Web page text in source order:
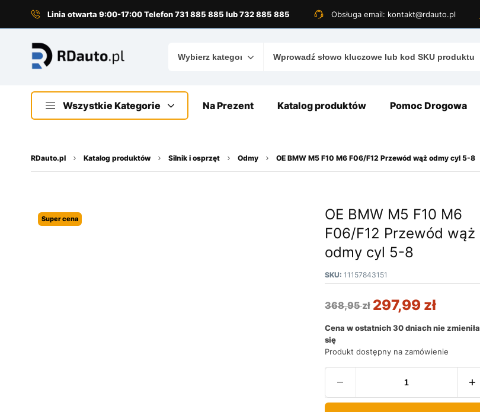
Linia otwarta 9:00-17:00 Telefon 731 885 885 lub 732 885 885 Obsługa email: kontakt@rdauto.pl
Wszystkie Kategorie Na Prezent Katalog produktów Pomoc Drogowa
RDauto.pl Katalog produktów Silnik i osprzęt Odmy OE BMW M5 F10 M6 F06/F12 Przewód wąż odmy cyl 5-8
Super cena
OE BMW M5 F10 M6
F06/F12 Przewód wąż
odmy cyl 5-8
SKU: 11157843151
368,95zł 297,99 zł
Cena w ostatnich 30 dniach nie zmieniła
się
Produkt dostępny na zamówienie